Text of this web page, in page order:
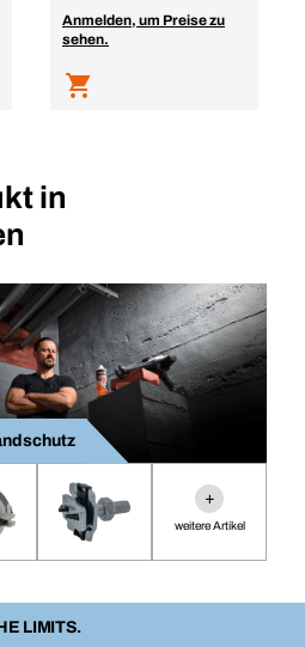
Anmelden, um Preise zu
sehen.
in
+
weitere Artikel
LIMITS.